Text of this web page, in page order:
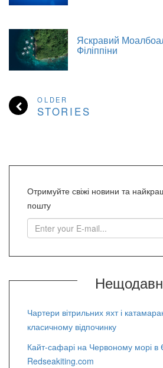
Яскравий
Філіппіни
OLDER
STORIES
Отримуйте свіжі новини та
пошту
Чартери вітрильних яхт і
класичному відпочинку
Кайт-сафарі на Червоному морі в
Redseakiting.com